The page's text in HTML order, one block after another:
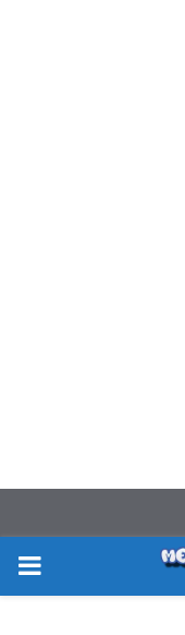
PRIMARY